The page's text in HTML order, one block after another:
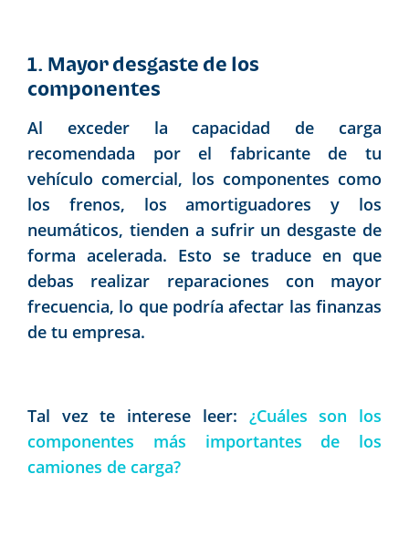
1. Mayor desgaste de los
componentes
Al exceder la capacidad de carga
recomendada por el fabricante de tu
vehículo comercial, los componentes como
los frenos, los amortiguadores y los
neumáticos, tienden a sufrir un desgaste de
forma acelerada. Esto se traduce en que
debas realizar reparaciones con mayor
frecuencia, lo que podría afectar las finanzas
de tu empresa.
Tal vez te interese leer: ¿Cuáles son los
componentes más importantes de los
camiones de carga?